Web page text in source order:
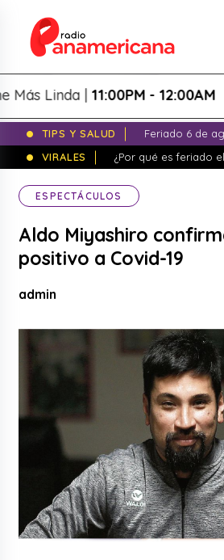
Linda |11:00PM - 12:00AM
TIPS Y SALUD
Feriado 6 de
VIRALES
¿Por qué es feriado
ESPECTÁCULOS
Aldo Miyashiro
positivo a Covid-19
admin